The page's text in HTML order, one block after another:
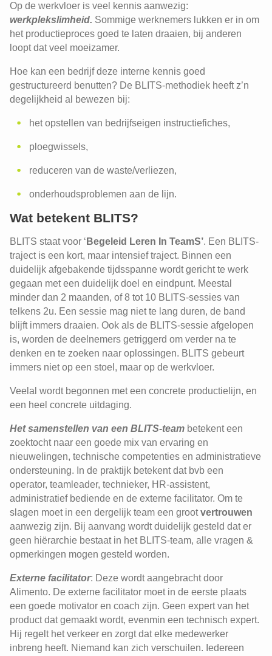
Op de werkvloer is veel kennis aanwezig:
werkplekslimheid. Sommige werknemers lukken er in om
het productieproces goed te laten draaien, bij anderen
loopt dat veel moeizamer.
Hoe kan een bedrijf deze interne kennis goed
gestructureerd benutten? De BLITS-methodiek heeft z’n
degelijkheid al bewezen bij:
het opstellen van bedrijfseigen instructiefiches,
ploegwissels,
reduceren van de waste/verliezen,
onderhoudsproblemen aan de lijn.
Wat betekent BLITS?
BLITS staat voor ‘ Begeleid Leren In TeamS’. Een BLITS-
traject is een kort, maar intensief traject. Binnen een
duidelijk afgebakende tijdsspanne wordt gericht te werk
gegaan met een duidelijk doel en eindpunt. Meestal
minder dan 2 maanden, of 8 tot 10 BLITS-sessies van
telkens 2u. Een sessie mag niet te lang duren, de band
blijft immers draaien. Ook als de BLITS-sessie afgelopen
is, worden de deelnemers getriggerd om verder na te
denken en te zoeken naar oplossingen. BLITS gebeurt
immers niet op een stoel, maar op de werkvloer.
Veelal wordt begonnen met een concrete productielijn, en
een heel concrete uitdaging.
Het samenstellen van een BLITS-team betekent een
zoektocht naar een goede mix van ervaring en
nieuwelingen, technische competenties en administratieve
ondersteuning. In de praktijk betekent dat bvb een
operator, teamleader, technieker, HR-assistent,
administratief bediende en de externe facilitator. Om te
slagen moet in een dergelijk team een grootvertrouwen
aanwezig zijn. Bij aanvang wordt duidelijk gesteld dat er
geen hiërarchie bestaat in het BLITS-team, alle vragen &
opmerkingen mogen gesteld worden.
Externe facilitator: Deze wordt aangebracht door
Alimento. De externe facilitator moet in de eerste plaats
een goede motivator en coach zijn. Geen expert van het
product dat gemaakt wordt, evenmin een technisch expert.
Hij regelt het verkeer en zorgt dat elke medewerker
inbreng heeft. Niemand kan zich verschuilen. Iedereen